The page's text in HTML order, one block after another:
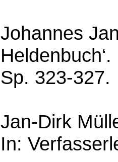
Johannes
Sp. 323-327.
Jan-Dirk
In: